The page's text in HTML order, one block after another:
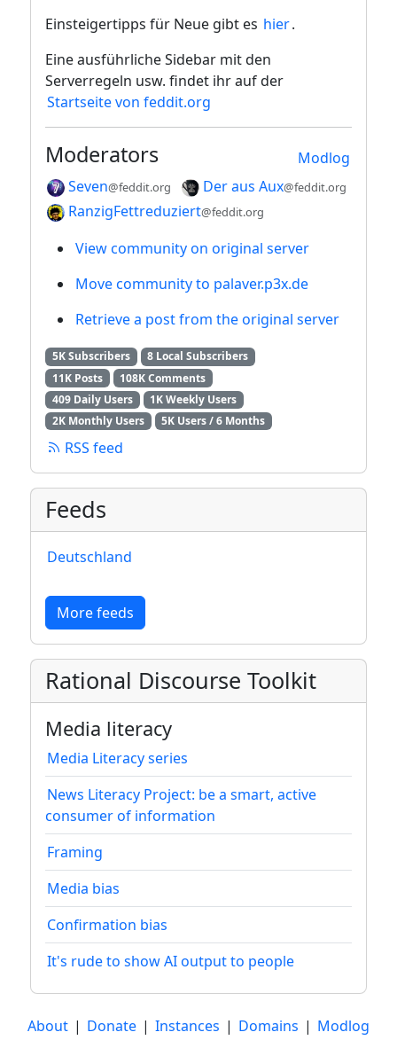
Einsteigertipps für Neue gibt es hier.
Eine ausführliche Sidebar mit den
Serverregeln usw. findet ihr auf der
Startseite von feddit.org
Modlog
Moderators
Seven@feddit.org Der aus Aux@feddit.org
RanzigFettreduziert@feddit.org
View community on original server
Move community to palaver.p3x.de
Retrieve a post from the original server
5K Subscribers
8 Local Subscribers
11K Posts
108K Comments
409 Daily Users
1K Weekly Users
2K Monthly Users
5K Users / 6 Months
RSS feed
Feeds
Deutschland
More feeds
Rational Discourse Toolkit
Media literacy
Media Literacy series
News Literacy Project: be a smart, active
consumer of information
Framing
Media bias
Confirmation bias
It's rude to show AI output to people
About | Donate | Instances | Domains | Modlog